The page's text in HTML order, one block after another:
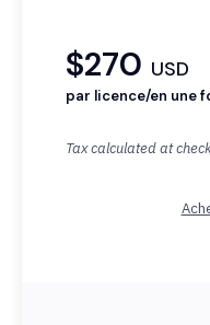
$270 USD
par licence/en une
Tax calculated at